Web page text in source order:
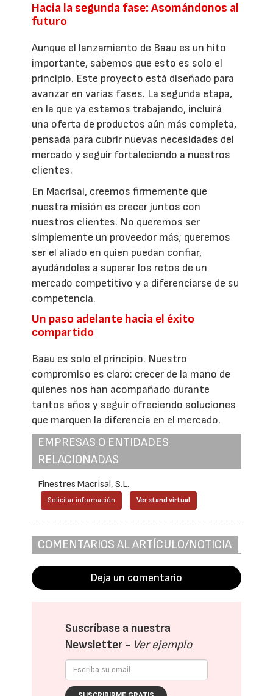
Hacia la segunda fase: Asomándonos al
futuro
Aunque el lanzamiento de Baau es un hito
importante, sabemos que esto es solo el
principio. Este proyecto está diseñado para
avanzar en varias fases. La segunda etapa,
en la que ya estamos trabajando, incluirá
una oferta de productos aún más completa,
pensada para cubrir nuevas necesidades del
mercado y seguir fortaleciendo a nuestros
clientes.
En Macrisal, creemos firmemente que
nuestra misión es crecer juntos con
nuestros clientes. No queremos ser
simplemente un proveedor más; queremos
ser el aliado en quien puedan confiar,
ayudándoles a superar los retos de un
mercado competitivo y a diferenciarse de su
competencia.
Un paso adelante hacia el éxito
compartido
Baau es solo el principio. Nuestro
compromiso es claro: crecer de la mano de
quienes nos han acompañado durante
tantos años y seguir ofreciendo soluciones
que marquen la diferencia en el mercado.
EMPRESAS O ENTIDADES
RELACIONADAS
Finestres Macrisal, S.L.
Solicitar información Ver stand virtual
COMENTARIOS AL ARTÍCULO/NOTICIA
Deja un comentario
Suscríbase a nuestra
Newsletter - Ver ejemplo